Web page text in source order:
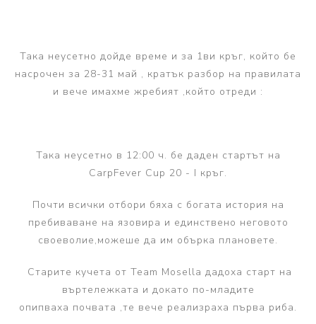
Така неусетно дойде време и за 1ви кръг, който бе
насрочен за 28-31 май , кратък разбор на правилата
и вече имахме жребият ,който отреди :
Така неусетно в 12:00 ч. бе даден стартът на
CarpFever Cup 20 - I кръг.
Почти всички отбори бяха с богата история на
пребиваване на язовира и единствено неговото
своеволие,можеше да им обърка плановете.
Старите кучета от Team Mosella дадоха старт на
въртележката и докато по-младите
опипваха почвата ,те вече реализраха първа риба.